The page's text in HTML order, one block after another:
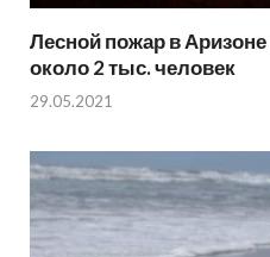
Лесной пожар в
около 2 тыс. человек
29.05.2021